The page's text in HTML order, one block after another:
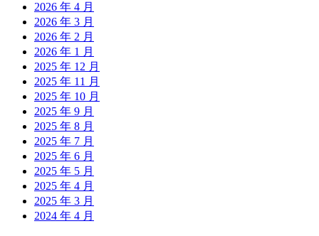
2026 年 4 月
2026 年 3 月
2026 年 2 月
2026 年 1 月
2025 年 12 月
2025 年 11 月
2025 年 10 月
2025 年 9 月
2025 年 8 月
2025 年 7 月
2025 年 6 月
2025 年 5 月
2025 年 4 月
2025 年 3 月
2024 年 4 月